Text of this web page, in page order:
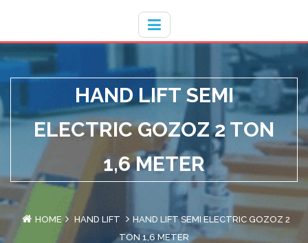
HAND LIFT SEMI
ELECTRIC GOZOZ 2 TON
1,6 METER
HOME HAND LIFT
HAND LIFT SEMI ELECTRIC GOZOZ 2
TON 1,6 METER